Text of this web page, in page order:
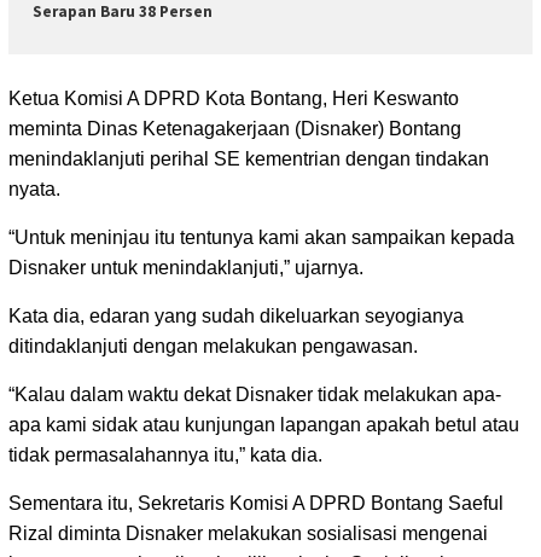
Serapan Baru 38 Persen
Ketua Komisi A DPRD Kota Bontang, Heri Keswanto
meminta Dinas Ketenagakerjaan (Disnaker) Bontang
menindaklanjuti perihal SE kementrian dengan tindakan
nyata.
“Untuk meninjau itu tentunya kami akan sampaikan kepada
Disnaker untuk menindaklanjuti,” ujarnya.
Kata dia, edaran yang sudah dikeluarkan seyogianya
ditindaklanjuti dengan melakukan pengawasan.
“Kalau dalam waktu dekat Disnaker tidak melakukan apa-
apa kami sidak atau kunjungan lapangan apakah betul atau
tidak permasalahannya itu,” kata dia.
Sementara itu, Sekretaris Komisi A DPRD Bontang Saeful
Rizal diminta Disnaker melakukan sosialisasi mengenai